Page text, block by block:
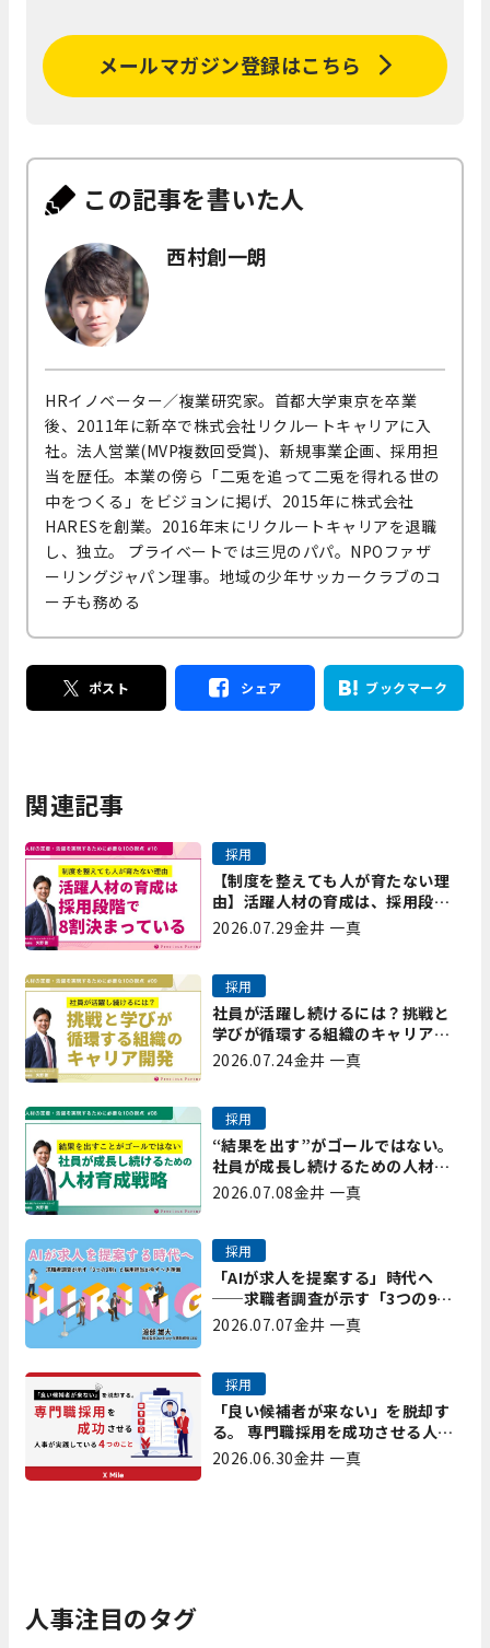
メールマガジン登録はこちら
この記事を書いた人
西村創一朗
HRイノベーター／複業研究家。首都大学東京を卒業
後、2011年に新卒で株式会社リクルートキャリアに入
社。法人営業(MVP複数回受賞)、新規事業企画、採用担
当を歴任。本業の傍ら「二兎を追って二兎を得れる世の
中をつくる」をビジョンに掲げ、2015年に株式会社
HARESを創業。2016年末にリクルートキャリアを退職
し、独立。 プライベートでは三児のパパ。NPOファザ
ーリングジャパン理事。地域の少年サッカークラブのコ
ーチも務める
ポスト シェア ブックマーク
関連記事
【制度を整えても人が育たない理
由】活躍人材の育成は、採用段階
で8割決まっている｜プレシャスパ
ートナーズ矢野
採用
2026.07.29金井 一真
社員が活躍し続けるには？挑戦と
学びが循環する組織のキャリア開
発｜プレシャスパートナーズ矢野
採用
2026.07.24金井 一真
“結果を出す”がゴールではない。
社員が成長し続けるための人材育
成戦略｜プレシャスパートナーズ
採用
2026.07.08金井 一真
「AIが求人を提案する」時代へ
──求職者調査が示す「3つの9
割」と、採用担当が今すべき準備
採用
2026.07.07金井 一真
「良い候補者が来ない」を脱却す
る。 専門職採用を成功させる人事
が実践している4つのこと
採用
2026.06.30金井 一真
人事注目のタグ